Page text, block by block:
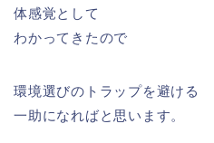
体感覚として
わかってきたので
環境選びのトラップを避ける
一助になればと思います。